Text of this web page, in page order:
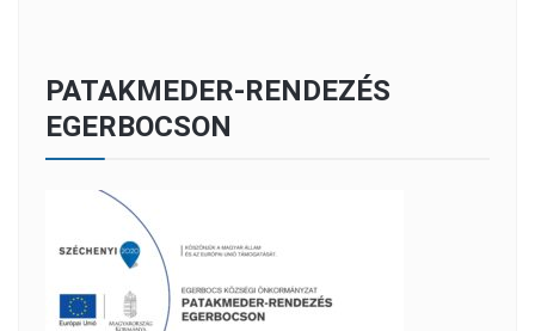
PATAKMEDER-RENDEZÉS
EGERBOCSON